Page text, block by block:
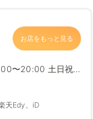
お店をもっと見る
〜20:00 土日祝
天Edy、iD